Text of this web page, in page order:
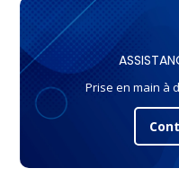
Prise en main à